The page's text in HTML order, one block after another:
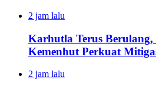
2 jam lalu
Karhutla Terus Berulang,
Kemenhut Perkuat
2 jam lalu